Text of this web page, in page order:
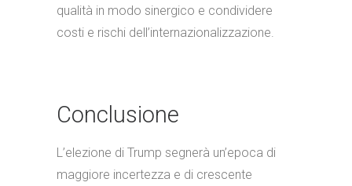
qualità in modo sinergico e condividere
costi e rischi dell’internazionalizzazione.
Conclusione
L’elezione di Trump segnerà un’epoca di
maggiore incertezza e di crescente